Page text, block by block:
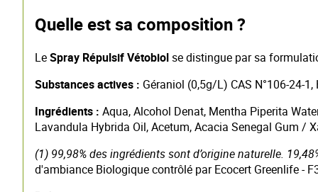
Quelle est sa composition ?
LeSpray Répulsif Vétobiolse distingue par sa
Substances actives : Géraniol (0,5g/L) CAS N°106-24-
Ingrédients : Aqua, Alcohol Denat, Mentha Piperita
Lavandula Hybrida Oil, Acetum, Acacia Senegal Gum /
(1) 99,98% des ingrédients sont d’origine naturelle.
d'ambiance Biologique contrôlé par Ecocert Greenlife -